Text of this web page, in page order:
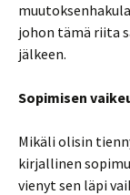
johon tämä riita
jälkeen.
Sopimisen
Mikäli olisin
kirjallinen
vienyt sen läpi